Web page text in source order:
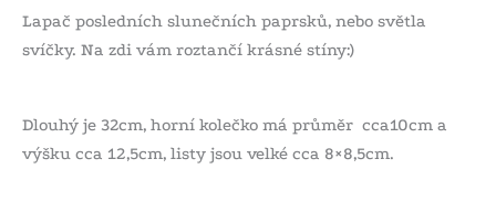
Lapač posledních slunečních paprsků, nebo světla
svíčky. Na zdi vám roztančí krásné stíny:)
Dlouhý je 32cm, horní kolečko má průměr cca10cm a
výšku cca 12,5cm, listy jsou velké cca 8×8,5cm.